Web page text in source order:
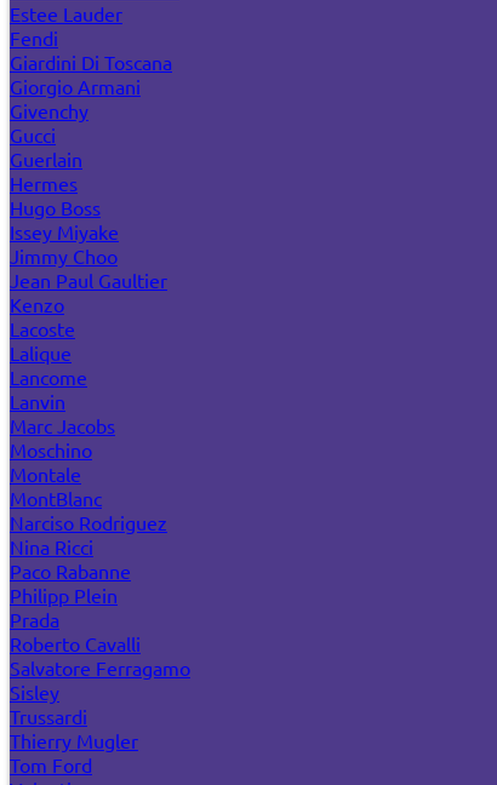
Estee Lauder
Fendi
Giardini Di Toscana
Giorgio Armani
Givenchy
Gucci
Guerlain
Hermes
Hugo Boss
Issey Miyake
Jimmy Choo
Jean Paul Gaultier
Kenzo
Lacoste
Lalique
Lancome
Lanvin
Marc Jacobs
Moschino
Montale
MontBlanc
Narciso Rodriguez
Nina Ricci
Paco Rabanne
Philipp Plein
Prada
Roberto Cavalli
Salvatore Ferragamo
Sisley
Trussardi
Thierry Mugler
Tom Ford